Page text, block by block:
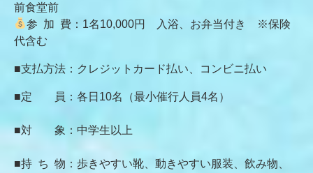
前食堂前
参 加 費：1名10,000円 入浴、お弁当付き ※保険
代含む
■支払方法：クレジットカード払い、コンビニ払い
■定 員：各日10名（最小催行人員4名）
■対 象：中学生 以上
■持 ち 物：歩きやすい靴、動きやすい服装、飲み物、